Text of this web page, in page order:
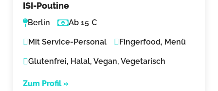
ISI-Poutine
Berlin Ab 15 €
Mit Service-Personal Fingerfood, Menü
Glutenfrei, Halal, Vegan, Vegetarisch
Zum Profil »